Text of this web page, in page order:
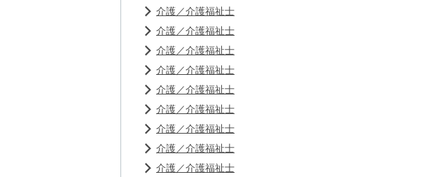
介護／介護福祉士
介護／介護福祉士
介護／介護福祉士
介護／介護福祉士
介護／介護福祉士
介護／介護福祉士
介護／介護福祉士
介護／介護福祉士
介護／介護福祉士